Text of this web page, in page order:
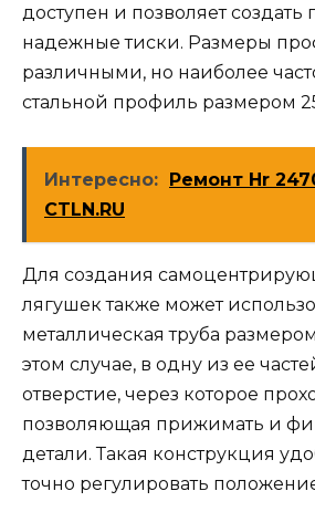
доступен и позволяет
надежные тиски. Размеры
различными, но наиболее
стальной профиль размером
Интересно: Ремонт Hr
CTLN.RU
Для создания
лягушек также может
металлическая труба
этом случае, в одну из ее
отверстие, через которое
позволяющая прижимать и
детали. Такая конструкция
точно регулировать